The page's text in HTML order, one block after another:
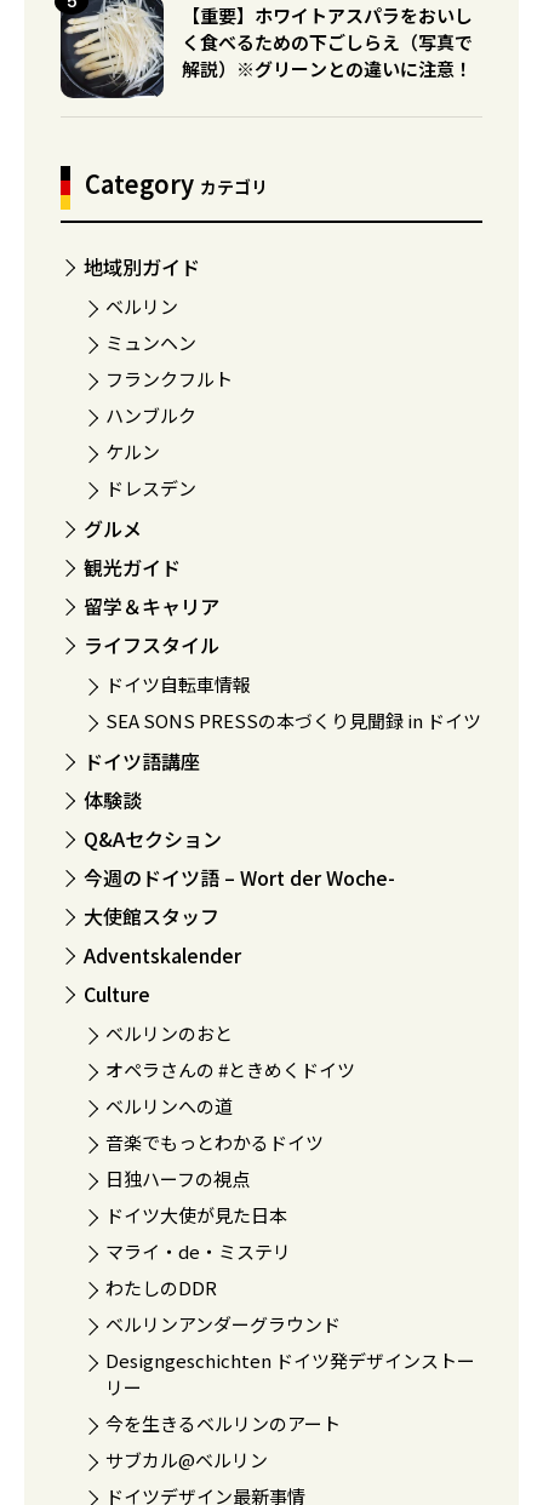
【重要】ホワイトアスパラをおいし
く食べるための下ごしらえ（写真で
解説）※グリーンとの違いに注意！
Category カテゴリ
地域別ガイド
ベルリン
ミュンヘン
フランクフルト
ハンブルク
ケルン
ドレスデン
グルメ
観光ガイド
留学＆キャリア
ライフスタイル
ドイツ自転車情報
SEA SONS PRESSの本づくり見聞録 in ドイツ
ドイツ語講座
体験談
Q&Aセクション
今週のドイツ語 – Wort der Woche-
大使館スタッフ
Adventskalender
Culture
ベルリンのおと
オペラさんの #ときめくドイツ
ベルリンへの道
音楽でもっとわかるドイツ
日独ハーフの視点
ドイツ大使が見た日本
マライ・de・ミステリ
わたしのDDR
ベルリンアンダーグラウンド
Designgeschichten ドイツ発デザインストー
リー
今を生きるベルリンのアート
サブカル@ベルリン
ドイツデザイン最新事情